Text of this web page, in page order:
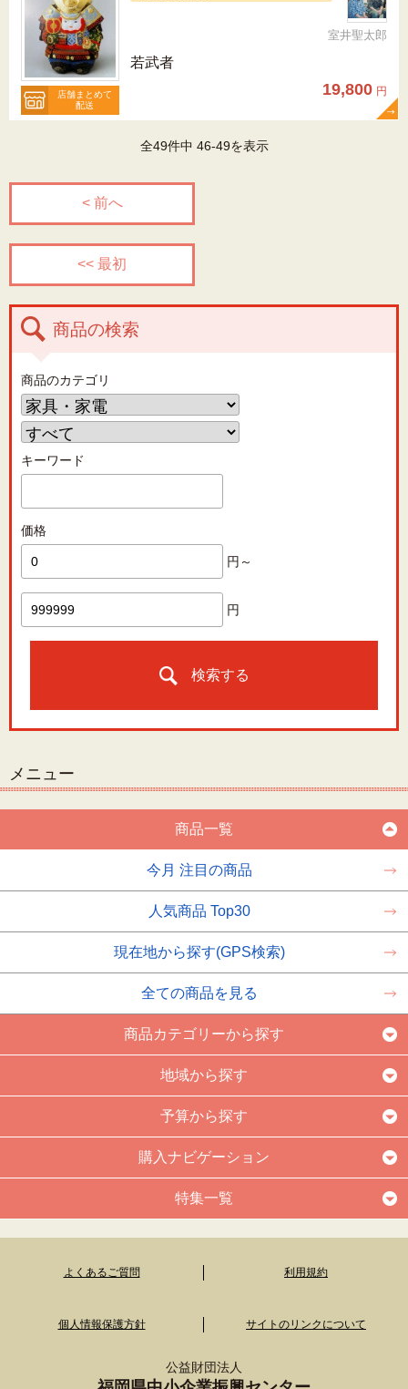
店舗まとめて
配送
室井聖太郎
若武者
19,800 円
全49件中 46-49を表示
< 前へ
<< 最初
商品の検索
商品のカテゴリ
キーワード
価格
円～
円
検索する
メニュー
商品一覧
今月 注目の商品
人気商品 Top30
現在地から探す(GPS検索)
全ての商品を見る
商品カテゴリーから探す
地域から探す
予算から探す
購入ナビゲーション
特集一覧
よくあるご質問 利用規約
個人情報保護方針 サイトのリンクについて
公益財団法人